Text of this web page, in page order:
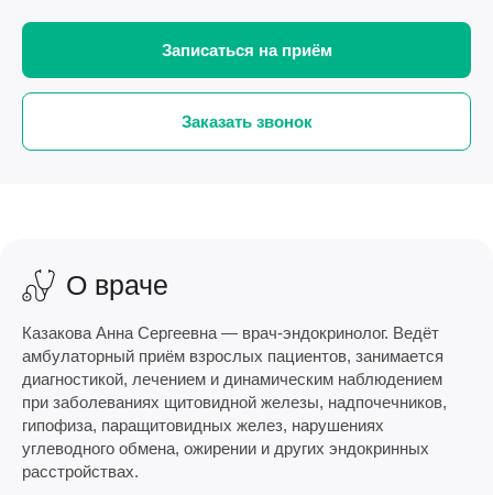
Записаться на приём
Заказать звонок
О враче
Казакова Анна Сергеевна — врач-эндокринолог. Ведёт
амбулаторный приём взрослых пациентов, занимается
диагностикой, лечением и динамическим наблюдением
при заболеваниях щитовидной железы, надпочечников,
гипофиза, паращитовидных желез, нарушениях
углеводного обмена, ожирении и других эндокринных
расстройствах.